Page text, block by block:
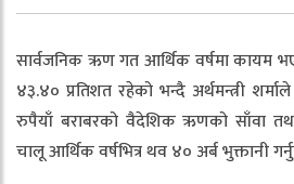
सार्वजनिक ऋण गत आर्थिक वर्षमा कायम
४३.४० प्रतिशत रहेको भन्दै अर्थमन्त्री
रुपैयाँ बराबरको वैदेशिक ऋणको साँवा
चालू आर्थिक वर्षभित्र थव ४० अर्ब भुक्तानी